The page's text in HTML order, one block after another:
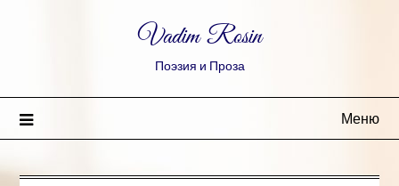
Vadim Rosin
Поэзия и Проза
Меню